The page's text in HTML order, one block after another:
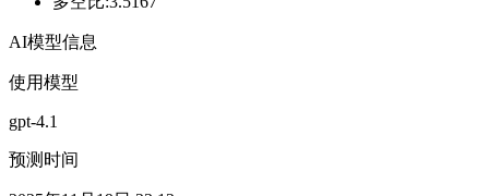
AI模型信息
使用模型
gpt-4.1
预测时间